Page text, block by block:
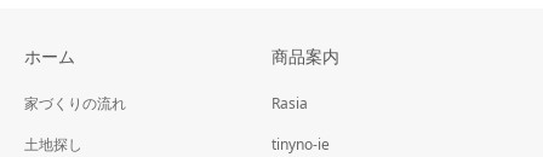
ホーム
家づくりの流れ
土地探し
商品案内
Rasia
tinyno-ie